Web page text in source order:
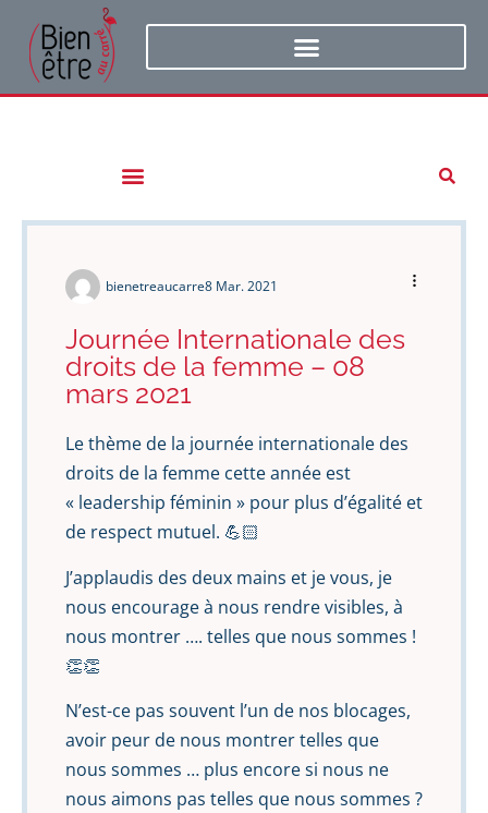
bienetreaucarre8 Mar. 2021
Journée Internationale des
droits de la femme – 08
mars 2021
Le thème de la journée internationale des
droits de la femme cette année est
« leadership féminin » pour plus d’égalité et
de respect mutuel. 💪🏻
J’applaudis des deux mains et je vous, je
nous encourage à nous rendre visibles, à
nous montrer …. telles que nous sommes !
👏👏
N’est-ce pas souvent l’un de nos blocages,
avoir peur de nous montrer telles que
nous sommes … plus encore si nous ne
nous aimons pas telles que nous sommes ?